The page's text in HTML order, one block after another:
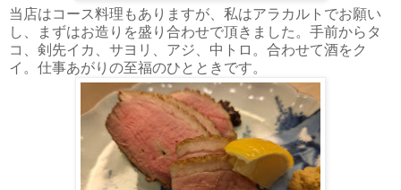
当店はコース料理もありますが、私はアラカルトでお願い
し、まずはお造りを盛り合わせで頂きました。手前からタ
コ、剣先イカ、サヨリ、アジ、中トロ。合わせて酒をク
イ。仕事あがりの至福のひとときです。